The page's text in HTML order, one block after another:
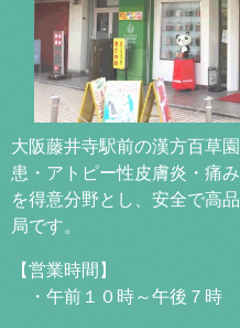
大阪藤井寺駅前の漢方百草
患・アトピー性皮膚炎・痛
を得意分野とし、安全で高
局です。
【営業時間】
・午前１０時～午後７時